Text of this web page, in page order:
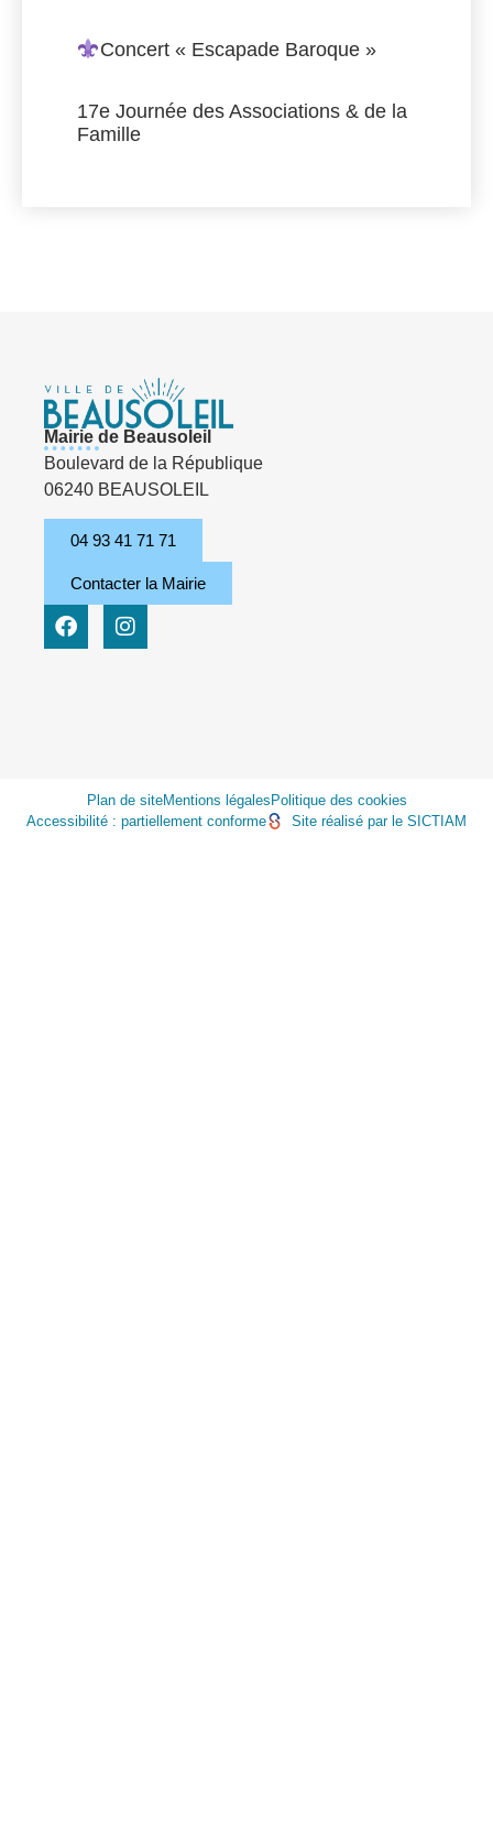
Concert « Escapade Baroque »
17e Journée des Associations & de la
Famille
Mairie de Beausoleil
Boulevard de la République
06240 BEAUSOLEIL
04 93 41 71 71
Contacter la Mairie
Plan de siteMentions légales Politique des cookies
Accessibilité : partiellement conforme
Site réalisé par le SICTIAM